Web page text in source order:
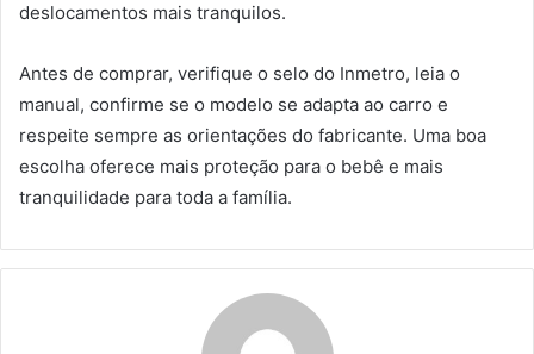
deslocamentos mais tranquilos.
Antes de comprar, verifique o selo do Inmetro, leia o
manual, confirme se o modelo se adapta ao carro e
respeite sempre as orientações do fabricante. Uma boa
escolha oferece mais proteção para o bebê e mais
tranquilidade para toda a família.